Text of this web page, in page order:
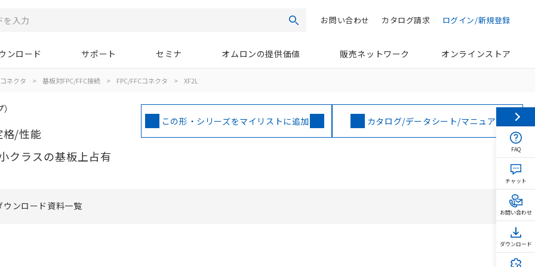
検索 ログイン/新規登録
カタログ請求
お問い合わせ
ンロード サポート セミナ オムロンの提供価値 販売ネットワーク オンラインストア
ネクタ > 基板対FPC/FFC接続 > FPC/FFCコネクタ > XF2L
格/性能
クラスの基板上占有
この形・シリーズをマイリストに追加 カタログ/データシート/マニュアル
ウンロード資料一覧
FAQ
チャット
お問い合わせ
ダウンロード